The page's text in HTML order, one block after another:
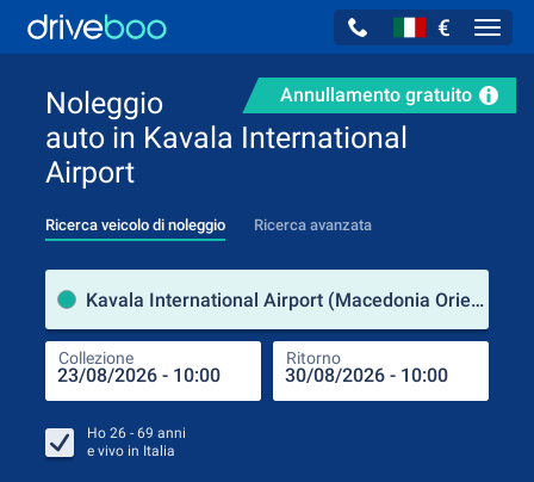
€
Annullamento gratuito
Noleggio
auto in Kavala International
Airport
Ricerca veicolo di noleggio Ricerca avanzata
Kavala International Airport (Macedonia Orientale e Tracia / Grecia)
Collezione Ritorno
Ho 26 - 69 anni
e vivo in Italia